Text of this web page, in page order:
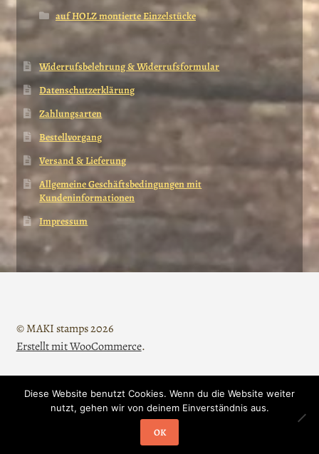
auf HOLZ montierte Einzelstücke
Widerrufsbelehrung & Widerrufsformular
Datenschutzerklärung
Zahlungsarten
Bestellvorgang
Versand & Lieferung
Allgemeine Geschäftsbedingungen mit
Kundeninformationen
Impressum
© MAKI stamps 2026
Erstellt mit WooCommerce.
Vertrag widerrufen
Diese Website benutzt Cookies. Wenn du die Website weiter
nutzt, gehen wir von deinem Einverständnis aus.
OK